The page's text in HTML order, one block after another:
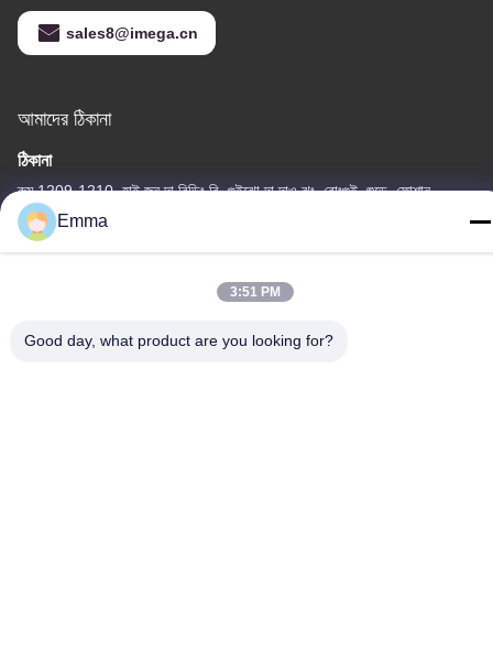
sales8@imega.cn
আমাদের ঠিকানা
ঠিকানা
রুম 1209-1210, হাই জুন দা বিল্ডিং বি, গুইঝো দা দাও ঝং, রোংগুই, শুন্ডে, ফোশান,
গুয়াংডং, চীন
টেল
Emma
3:51 PM
Good day, what product are you looking for?